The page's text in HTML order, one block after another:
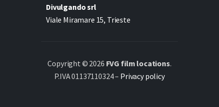
Divulgando srl
Viale Miramare 15, Trieste
Copyright © 2026 FVG film locations.
P.IVA 01137110324 – Privacy policy